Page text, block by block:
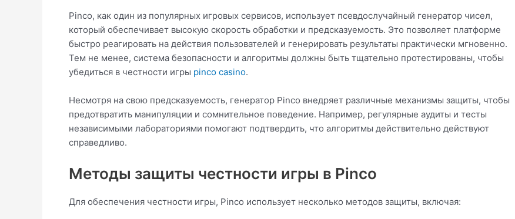
Pinco, как один из популярных игровых сервисов, использует псевдослучайный генератор чисел,
который обеспечивает высокую скорость обработки и предсказуемость. Это позволяет платформе
быстро реагировать на действия пользователей и генерировать результаты практически мгновенно.
Тем не менее, система безопасности и алгоритмы должны быть тщательно протестированы, чтобы
убедиться в честности игры pinco casino.
Несмотря на свою предсказуемость, генератор Pinco внедряет различные механизмы защиты, чтобы
предотвратить манипуляции и сомнительное поведение. Например, регулярные аудиты и тесты
независимыми лабораториями помогают подтвердить, что алгоритмы действительно действуют
справедливо.
Методы защиты честности игры в Pinco
Для обеспечения честности игры, Pinco использует несколько методов защиты, включая: